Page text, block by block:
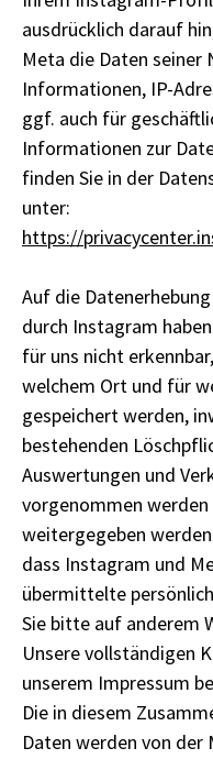
ausdrücklich darauf
Meta die Daten seiner
Informationen, IP-
ggf. auch für
Informationen zur
finden Sie in der
unter:
https://
Auf die
durch Instagram
für uns nicht
welchem Ort und für
gespeichert werden,
bestehenden
Auswertungen und
vorgenommen
weitergegeben
dass Instagram und
übermittelte
Sie bitte auf anderem
Unsere vollständigen
unserem Impressum
Die in diesem
Daten werden von